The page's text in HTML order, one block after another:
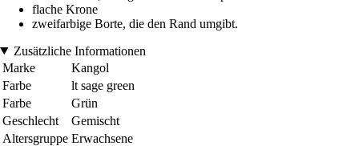
flache Krone
zweifarbige Borte, die den Rand umgibt.
Zusätzliche Informationen
Marke
Kangol
Farbe
lt sage green
Farbe
Grün
Geschlecht
Gemischt
Altersgruppe Erwachsene